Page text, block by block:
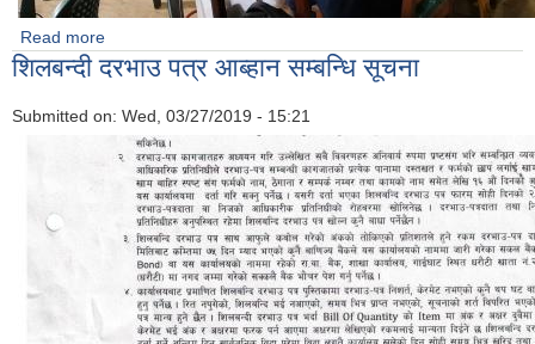
Read more
दिने गोष्ठी कार्यक्रम सम्पन्न
शिलबन्दी दरभाउ पत्र आब्हान सम्बन्धि सूचना
Submitted on: Wed, 03/27/2019 - 15:21